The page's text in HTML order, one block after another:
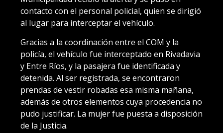
contacto con el personal policial, quien se dirigió
al lugar para interceptar el vehículo.
Gracias a la coordinación entre el COM y la
policía, el vehículo fue interceptado en Rivadavia
y Entre Ríos, y la pasajera fue identificada y
detenida. Al ser registrada, se encontraron
prendas de vestir robadas esa misma mañana,
además de otros elementos cuya procedencia no
pudo justificar. La mujer fue puesta a disposición
de la Justicia.